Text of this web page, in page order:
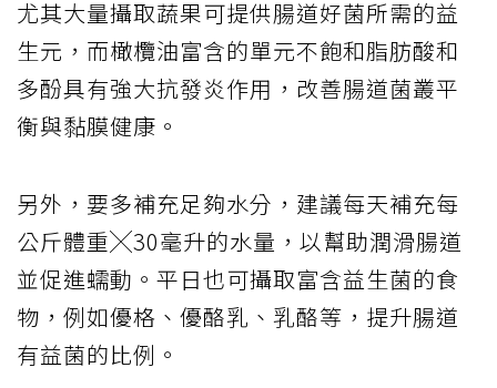
尤其大量攝取蔬果可提供腸道好菌所需的益
生元，而橄欖油富含的單元不飽和脂肪酸和
多酚具有強大抗發炎作用，改善腸道菌叢平
衡與黏膜健康。
另外，要多補充足夠水分，建議每天補充每
公斤體重╳30毫升的水量，以幫助潤滑腸道
並促進蠕動。平日也可攝取富含益生菌的食
物，例如優格、優酪乳、乳酪等，提升腸道
有益菌的比例。